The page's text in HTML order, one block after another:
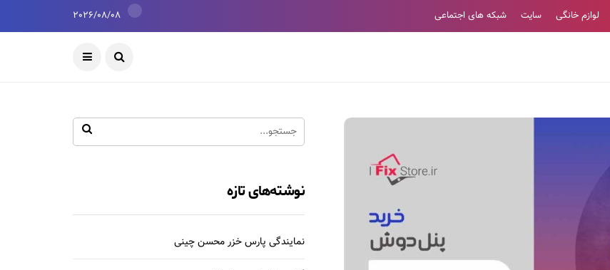
لوازم خانگی سایت شبکه های اجتماعی 2026/08/08
نوشته‌های تازه
نمایندگی پارس خزر محسن چینی